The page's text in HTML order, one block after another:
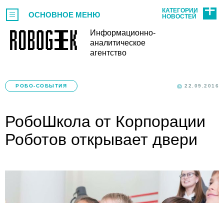
Информационно-
аналитическое
агентство
ОСНОВНОЕ МЕНЮ
КАТЕГОРИИ
НОВОСТЕЙ
РОБО-СОБЫТИЯ 22.09.2016
РобоШкола от Корпорации
Роботов открывает двери